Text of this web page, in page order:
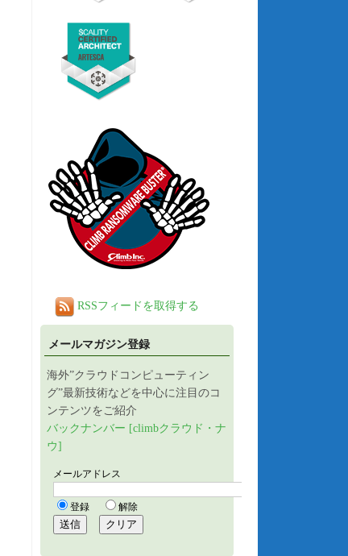
RSSフィードを取得する
メールマガジン登録
海外”クラウドコンピューティン
グ”最新技術などを中心に注目のコ
ンテンツをご紹介
バックナンバー [climbクラウド・ナ
ウ]